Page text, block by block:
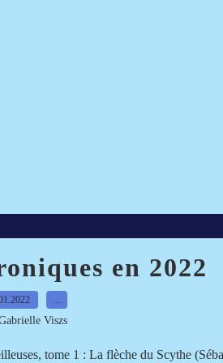
en 2022
…
Viszs
tome 1 : La flèche du Scythe